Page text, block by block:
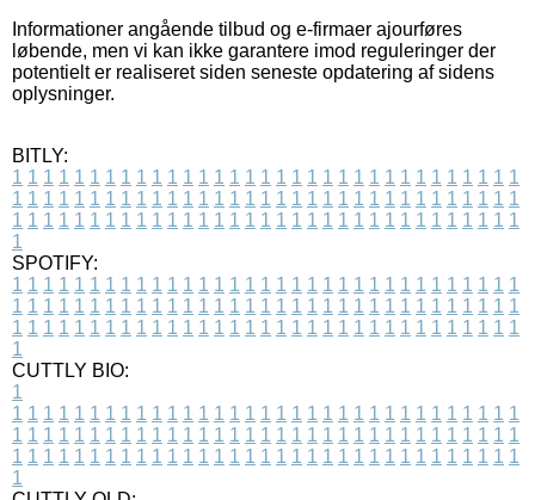
Informationer angående tilbud og e-firmaer ajourføres
løbende, men vi kan ikke garantere imod reguleringer der
potentielt er realiseret siden seneste opdatering af sidens
oplysninger.
BITLY:
1 1 1 1 1 1 1 1 1 1 1 1 1 1 1 1 1 1 1 1 1 1 1 1 1 1 1 1 1 1 1 1 1
1 1 1 1 1 1 1 1 1 1 1 1 1 1 1 1 1 1 1 1 1 1 1 1 1 1 1 1 1 1 1 1 1
1 1 1 1 1 1 1 1 1 1 1 1 1 1 1 1 1 1 1 1 1 1 1 1 1 1 1 1 1 1 1 1 1
1
SPOTIFY:
1 1 1 1 1 1 1 1 1 1 1 1 1 1 1 1 1 1 1 1 1 1 1 1 1 1 1 1 1 1 1 1 1
1 1 1 1 1 1 1 1 1 1 1 1 1 1 1 1 1 1 1 1 1 1 1 1 1 1 1 1 1 1 1 1 1
1 1 1 1 1 1 1 1 1 1 1 1 1 1 1 1 1 1 1 1 1 1 1 1 1 1 1 1 1 1 1 1 1
1
CUTTLY BIO:
1
1 1 1 1 1 1 1 1 1 1 1 1 1 1 1 1 1 1 1 1 1 1 1 1 1 1 1 1 1 1 1 1 1
1 1 1 1 1 1 1 1 1 1 1 1 1 1 1 1 1 1 1 1 1 1 1 1 1 1 1 1 1 1 1 1 1
1 1 1 1 1 1 1 1 1 1 1 1 1 1 1 1 1 1 1 1 1 1 1 1 1 1 1 1 1 1 1 1 1
1